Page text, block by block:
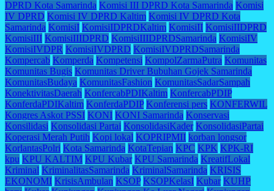
DPRD Kota Samarinda Komisi III DPRD Kota Samarinda Komisi
IV DPRD Komisi IV DPRD Kaltim Komisi IV DPRD Kota
Samarinda KomisiI KomisiIDPRDKaltim KomisiII KomisiIIDPRD
KomisiIII KomisiIIIDPRD KomisiIIIDPRDSamarinda KomisiIV
KomisiIVDPR KomisiIVDPRD KomisiIVDPRDSamarinda
Kompercab Komperda Kompetensi KompolZarmaPutra Komunitas
Komunitas Bugis Komunitas Driver Bubuhan Gojek Samarinda
KomunitasBudaya KomunitasFashion KomunitasSadarSampah
KonektivitasDaerah KonfercabPDIKaltim KonfercabPDIP
KonferdaPDIKaltim KonferdaPDIP Konferensi pers KONFERWIL
Kongres Askot PSSI KONI KONI Samarinda Konservasi
Konsilidasi Konsolidasi Partai KonsolidasiKader KonsolidasiPartai
Koperasi Merah Putih Kopi lokal KOPRIPMII korban longsor
KorlantasPolri Kota Samarinda KotaTepian KPC KPK KPK-RI
kpu KPU KALTIM KPU Kubar KPU Samarinda KreatifLokal
Kriminal KriminalitasSamarinda KriminalSamarinda KRISIS
EKONOMI KrisisAmbulan KSOP KSOPKelasI Kubar KUHP